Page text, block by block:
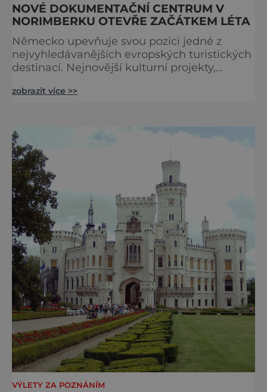
NOVÉ DOKUMENTAČNÍ CENTRUM V
NORIMBERKU OTEVŘE ZAČÁTKEM LÉTA
Německo upevňuje svou pozici jedné z
nejvyhledávanějších evropských turistických
destinací. Nejnovější kulturní projekty,
rekonstrukce historických památek přitahují
moderní zážitky do jedinečné nabídky
turistických míst – přinášíme jejich výběr. Po
přibližně pětileté
zobrazit více >>
VÝLETY ZA POZNÁNÍM